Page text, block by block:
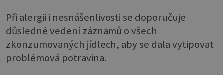
Při alergii i nesnášenlivosti se doporučuje
důsledné vedení záznamů o všech
zkonzumovaných jídlech, aby se dala vytipovat
problémová potravina.